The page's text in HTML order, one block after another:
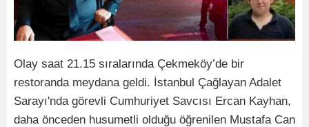
Olay saat 21.15 sıralarında Çekmeköy’de bir
restoranda meydana geldi. İstanbul Çağlayan Adalet
Sarayı'nda görevli Cumhuriyet Savcısı Ercan Kayhan,
daha önceden husumetli olduğu öğrenilen Mustafa Can